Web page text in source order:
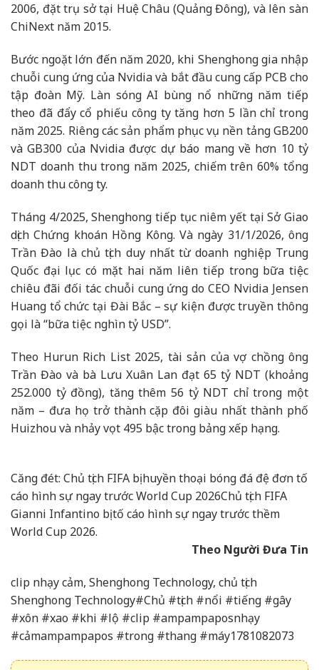
2006, đặt trụ sở tại Huệ Châu (Quảng Đông), và lên sàn
ChiNext năm 2015.
Bước ngoặt lớn đến năm 2020, khi Shenghong gia nhập
chuỗi cung ứng của Nvidia và bắt đầu cung cấp PCB cho
tập đoàn Mỹ. Làn sóng AI bùng nổ những năm tiếp
theo đã đẩy cổ phiếu công ty tăng hơn 5 lần chỉ trong
năm 2025. Riêng các sản phẩm phục vụ nền tảng GB200
và GB300 của Nvidia được dự báo mang về hơn 10 tỷ
NDT doanh thu trong năm 2025, chiếm trên 60% tổng
doanh thu công ty.
Tháng 4/2025, Shenghong tiếp tục niêm yết tại Sở Giao
dịch Chứng khoán Hồng Kông. Và ngày 31/1/2026, ông
Trần Đào là chủ tịch duy nhất từ doanh nghiệp Trung
Quốc đại lục có mặt hai năm liên tiếp trong bữa tiệc
chiêu đãi đối tác chuỗi cung ứng do CEO Nvidia Jensen
Huang tổ chức tại Đài Bắc – sự kiện được truyền thông
gọi là “bữa tiệc nghìn tỷ USD”.
Theo Hurun Rich List 2025, tài sản của vợ chồng ông
Trần Đào và bà Lưu Xuân Lan đạt 65 tỷ NDT (khoảng
252.000 tỷ đồng), tăng thêm 56 tỷ NDT chỉ trong một
năm – đưa họ trở thành cặp đôi giàu nhất thành phố
Huizhou và nhảy vọt 495 bậc trong bảng xếp hạng.
Căng đét: Chủ tịch FIFA bị huyền thoại bóng đá đệ đơn tố
cáo hình sự ngay trước World Cup 2026Chủ tịch FIFA
Gianni Infantino bị tố cáo hình sự ngay trước thềm
World Cup 2026.
Theo Người Đưa Tin
clip nhạy cảm, Shenghong Technology, chủ tịch
Shenghong Technology#Chủ #tịch #nổi #tiếng #gây
#xôn #xao #khi #lộ #clip #ampampaposnhạy
#cảmampampapos #trong #thang #máy1781082073